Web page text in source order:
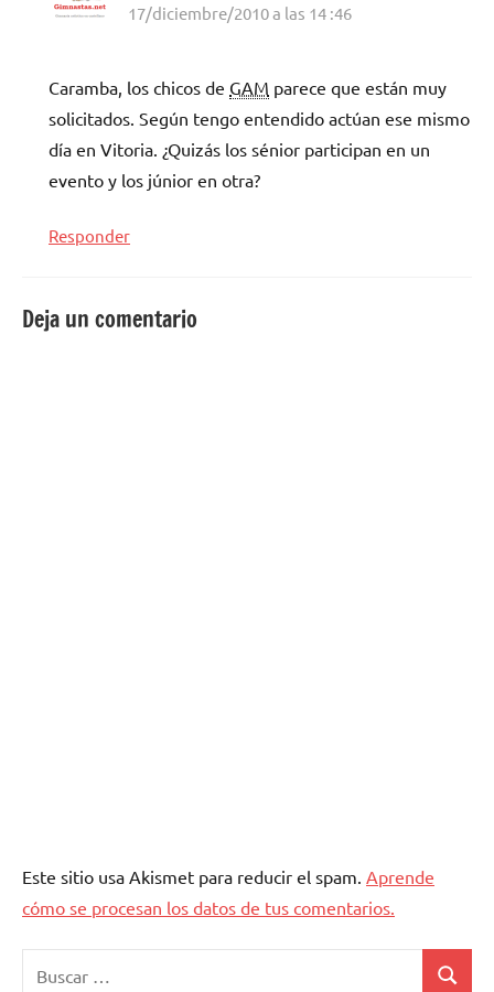
17/diciembre/2010 a las 14 :46
Caramba, los chicos de GAM parece que están muy
solicitados. Según tengo entendido actúan ese mismo
día en Vitoria. ¿Quizás los sénior participan en un
evento y los júnior en otra?
Responder
Deja un comentario
Este sitio usa Akismet para reducir el spam. Aprende
cómo se procesan los datos de tus comentarios.
Buscar